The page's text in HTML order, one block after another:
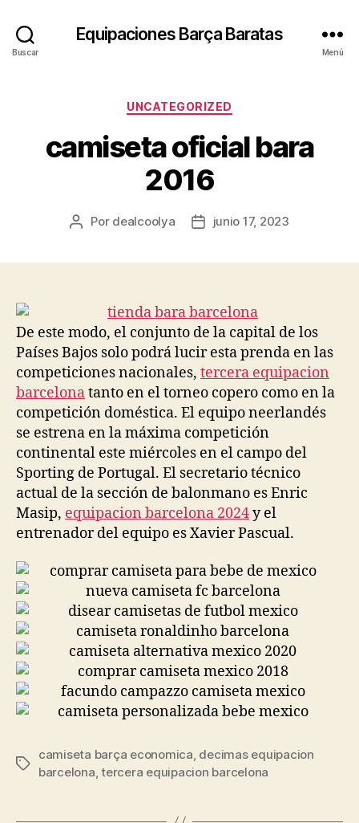
Buscar
Equipaciones Barça Baratas
Menú
Categorías
UNCATEGORIZED
camiseta oficial bara
2016
Autor
Por dealcoolya
Fechajunio 17, 2023
De este modo, el conjunto de la capital de los
Países Bajos solo podrá lucir esta prenda en las
competiciones nacionales, tercera equipacion
barcelonatanto en el torneo copero como en la
competición doméstica. El equipo neerlandés
se estrena en la máxima competición
continental este miércoles en el campo del
Sporting de Portugal. El secretario técnico
actual de la sección de balonmano es Enric
Masip, equipacion barcelona 2024y el
entrenador del equipo es Xavier Pascual.
Etiquetas
camiseta barça economica, decimas equipacion
barcelona,tercera equipacion barcelona